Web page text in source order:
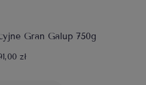
Gran Galup 750g
zł